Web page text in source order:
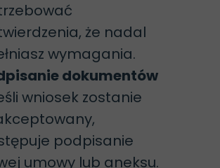
że nadal
wymagania.
dokumentów
wniosek zostanie
podpisanie
umowy lub aneksu.